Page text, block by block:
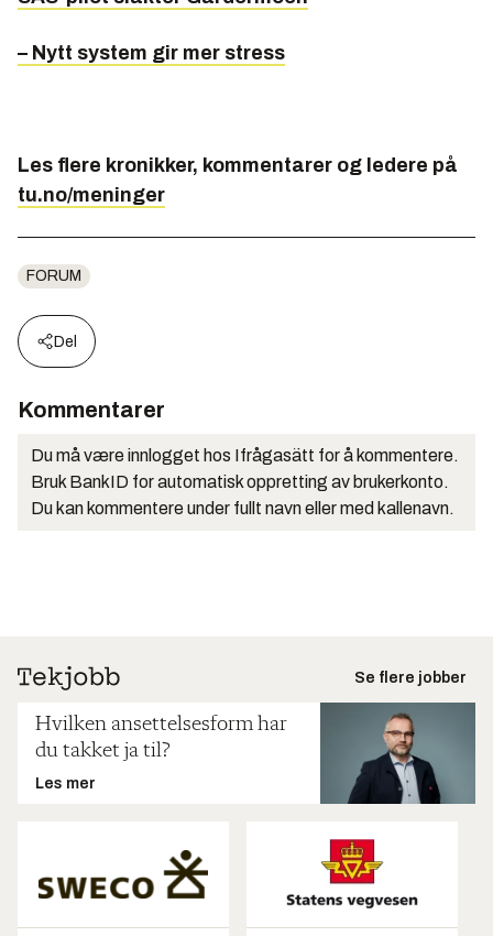
– Nytt system gir mer stress
Les flere kronikker, kommentarer og ledere på
tu.no/meninger
FORUM
Del
Kommentarer
Du må være innlogget hos Ifrågasätt for å kommentere.
Bruk BankID for automatisk oppretting av brukerkonto.
Du kan kommentere under fullt navn eller med kallenavn.
Se flere jobber
Hvilken ansettelsesform har
du takket ja til?
Les mer